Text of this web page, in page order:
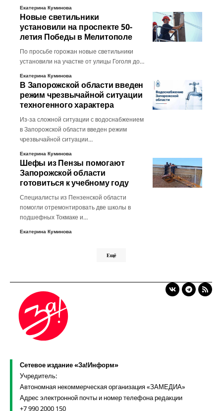
Екатерина Куминова
Новые светильники
установили на проспекте 50-
летия Победы в Мелитополе
По просьбе горожан новые светильники
установили на участке от улицы Гоголя до…
Екатерина Куминова
В Запорожской области введен
режим чрезвычайной ситуации
техногенного характера
Из-за сложной ситуации с водоснабжением
в Запорожской области введен режим
чрезвычайной ситуации…
Екатерина Куминова
Шефы из Пензы помогают
Запорожской области
готовиться к учебному году
Специалисты из Пензенской области
помогли отремонтировать две школы в
подшефных Токмаке и…
Екатерина Куминова
Ещё
Сетевое издание «За!Информ»
Учредитель:
Автономная некоммерческая организация «ЗАМЕДИА»
Адрес электронной почты и номер телефона редакции
+7 990 2000 150